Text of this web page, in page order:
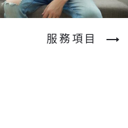
服務項目